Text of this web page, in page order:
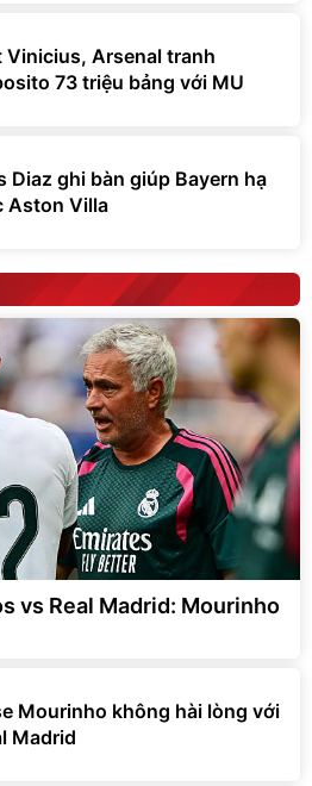
Vinicius, Arsenal tranh
73 triệu bảng với MU
Diaz ghi bàn giúp Bayern hạ
Aston Villa
vs Real Madrid: Mourinho
Mourinho không hài lòng với
Madrid